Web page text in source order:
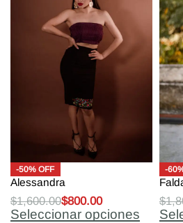
-50% OFF
Alessandra
$1,600.00$800.00
Seleccionar opciones
-
$